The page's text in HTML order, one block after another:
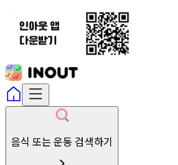
음식 또는 운동 검색하기